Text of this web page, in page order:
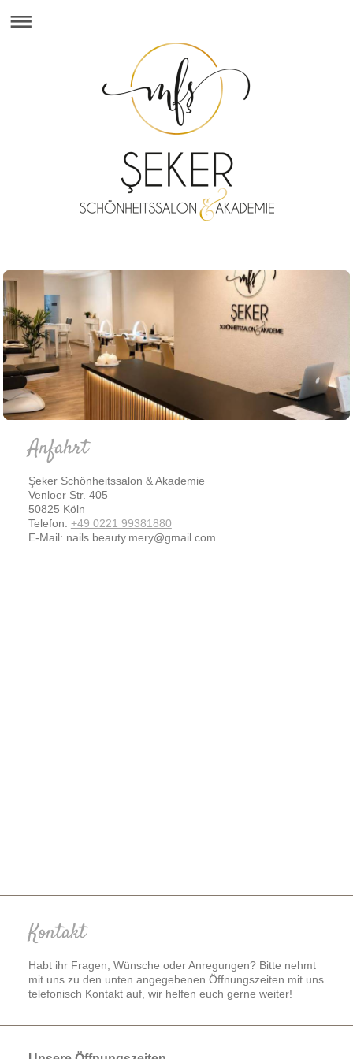
Anfahrt
Şeker Schönheitssalon & Akademie
Venloer Str. 405
50825 Köln
Telefon: +49 0221 99381880
E-Mail: nails.beauty.mery@gmail.com
Kontakt
Habt ihr Fragen, Wünsche oder Anregungen? Bitte nehmt
mit uns zu den unten angegebenen Öffnungszeiten mit uns
telefonisch Kontakt auf, wir helfen euch gerne weiter!